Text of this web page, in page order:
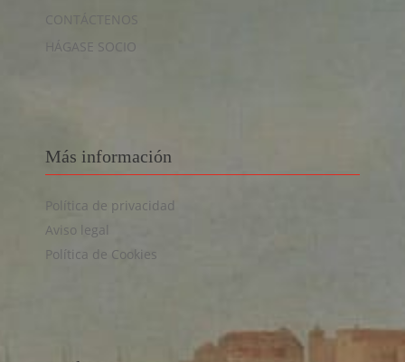
CONTÁCTENOS
HÁGASE SOCIO
Más información
Política de privacidad
Aviso legal
Política de Cookies